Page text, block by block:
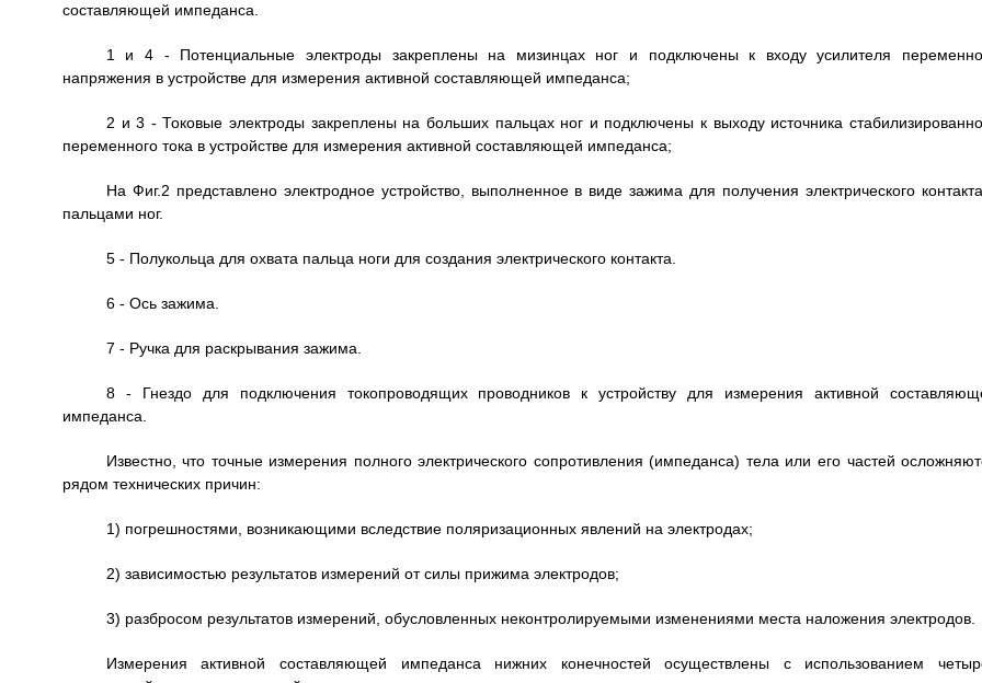
составляющей импеданса.
1 и 4 - Потенциальные электроды закреплены на мизинцах ног и подключены к входу усилителя
напряжения в устройстве для измерения активной составляющей импеданса;
2 и 3 - Токовые электроды закреплены на больших пальцах ног и подключены к выходу источника
переменного тока в устройстве для измерения активной составляющей импеданса;
На Фиг.2 представлено электродное устройство, выполненное в виде зажима для получения электрического
пальцами ног.
5 - Полукольца для охвата пальца ноги для создания электрического контакта.
6 - Ось зажима.
7 - Ручка для раскрывания зажима.
8 - Гнездо для подключения токопроводящих проводников к устройству для измерения активной
импеданса.
Известно, что точные измерения полного электрического сопротивления (импеданса) тела или его частей
рядом технических причин:
1) погрешностями, возникающими вследствие поляризационных явлений на электродах;
2) зависимостью результатов измерений от силы прижима электродов;
3) разбросом результатов измерений, обусловленных неконтролируемыми изменениями места наложения электродов.
Измерения активной составляющей импеданса нижних конечностей осуществлены с использованием